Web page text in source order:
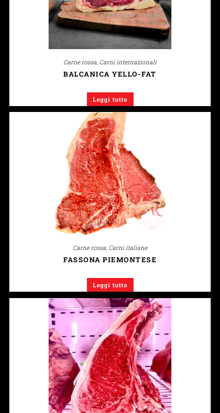
Carne rossa Carni internazionali
BALCANICA YELLO-FAT
Leggi tutto
Carne rossa Carni italiane
FASSONA PIEMONTESE
Leggi tutto